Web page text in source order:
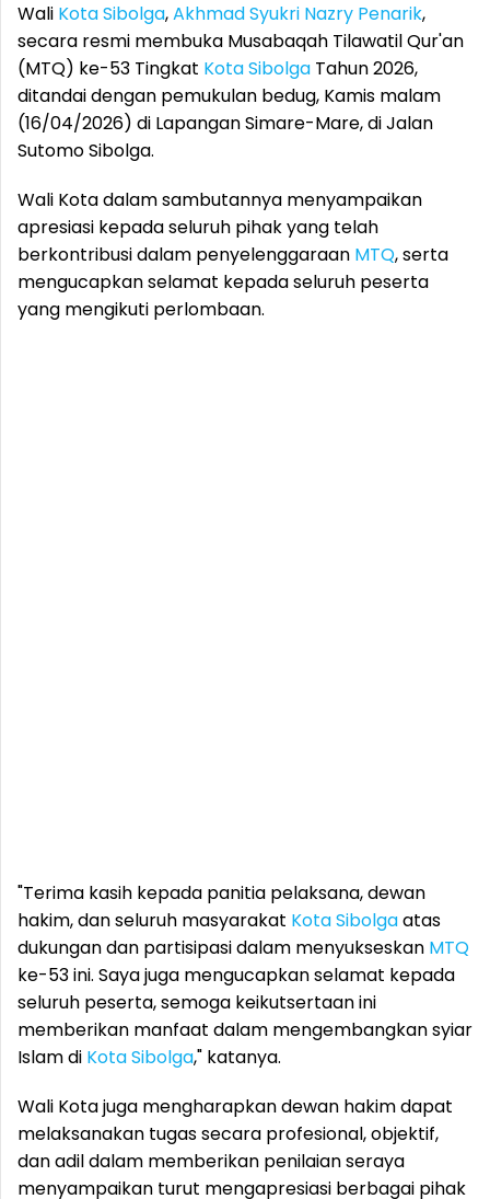
Wali Kota Sibolga,Akhmad Syukri Nazry Penarik,
secara resmi membuka Musabaqah Tilawatil Qur'an
(MTQ) ke-53 Tingkat Kota Sibolga Tahun 2026,
ditandai dengan pemukulan bedug, Kamis malam
(16/04/2026) di Lapangan Simare-Mare, di Jalan
Sutomo Sibolga.
Wali Kota dalam sambutannya menyampaikan
apresiasi kepada seluruh pihak yang telah
berkontribusi dalam penyelenggaraan MTQ, serta
mengucapkan selamat kepada seluruh peserta
yang mengikuti perlombaan.
"Terima kasih kepada panitia pelaksana, dewan
hakim, dan seluruh masyarakat Kota Sibolgaatas
dukungan dan partisipasi dalam menyukseskan MTQ
ke-53 ini. Saya juga mengucapkan selamat kepada
seluruh peserta, semoga keikutsertaan ini
memberikan manfaat dalam mengembangkan syiar
Islam di Kota Sibolga," katanya.
Wali Kota juga mengharapkan dewan hakim dapat
melaksanakan tugas secara profesional, objektif,
dan adil dalam memberikan penilaian seraya
menyampaikan turut mengapresiasi berbagai pihak